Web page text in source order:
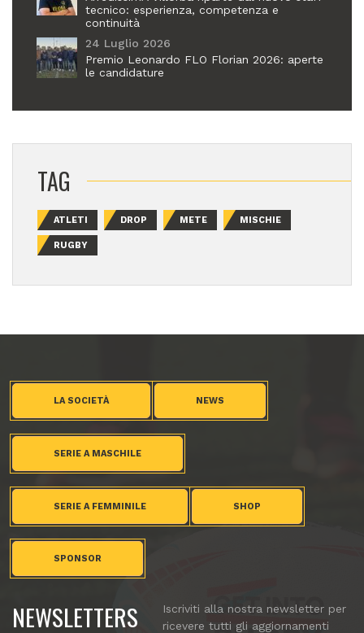
tecnico: esperienza, competenza e
continuità
24 Luglio 2026
Premio Leonardo FLO Florian 2026: aperte
le candidature
TAG
ATLETI DROP METE MISCHIE
RUGBY
LA SOCIETÀ NEWS
SERIE A MASCHILE
SERIE A FEMMINILE SHOP
SPONSOR
NEWSLETTERS
Iscriviti alla nostra newsletter per
ricevere tutti gli aggiornamenti